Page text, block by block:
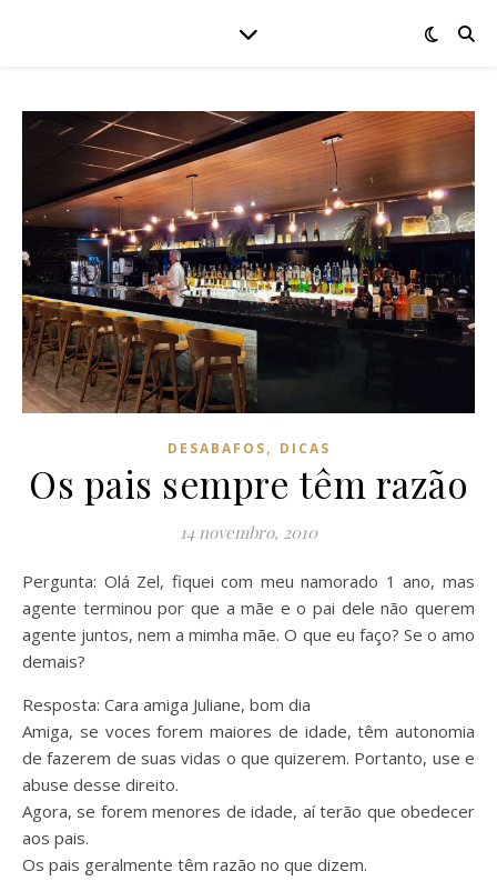
DESABAFOS, DICAS
Os pais sempre têm razão
14 novembro, 2010
Pergunta: Olá Zel, fiquei com meu namorado 1 ano, mas
agente terminou por que a mãe e o pai dele não querem
agente juntos, nem a mimha mãe. O que eu faço? Se o amo
demais?
Resposta: Cara amiga Juliane, bom dia
Amiga, se voces forem maiores de idade, têm autonomia
de fazerem de suas vidas o que quizerem. Portanto, use e
abuse desse direito.
Agora, se forem menores de idade, aí terão que obedecer
aos pais.
Os pais geralmente têm razão no que dizem.